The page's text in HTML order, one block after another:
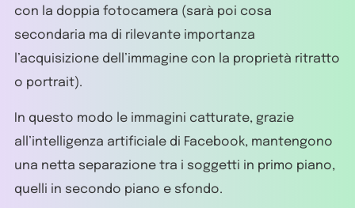
con la doppia fotocamera (sarà poi cosa
secondaria ma di rilevante importanza
l’acquisizione dell’immagine con la proprietà ritratto
o portrait).
In questo modo le immagini catturate, grazie
all’intelligenza artificiale di Facebook, mantengono
una netta separazione tra i soggetti in primo piano,
quelli in secondo piano e sfondo.